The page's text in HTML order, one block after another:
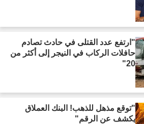
"ارتفع عدد القتلى في حادث تصادم
حافلات الركاب في النيجر إلى أكثر من
20"
"توقع مذهل للذهب! البنك العملاق
يكشف عن الرقم"